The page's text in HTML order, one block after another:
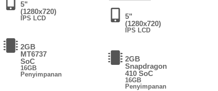
5"
(1280x720)
IPS LCD
2GB
MT6737
SoC
16GB
Penyimpanan
5"
(1280x720)
IPS LCD
2GB
Snapdragon
410 SoC
16GB
Penyimpanan